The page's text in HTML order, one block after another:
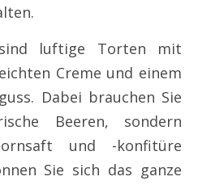
luftige Torten mit
Creme und einem
​ Dabei brauchen Sie
Beeren, sondern
und -konfitüre
Sie sich das ganze